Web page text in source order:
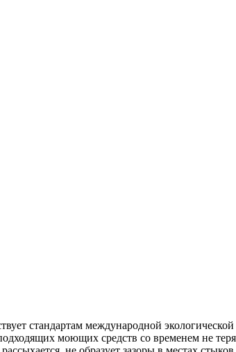
международной
моющих средств со временем не